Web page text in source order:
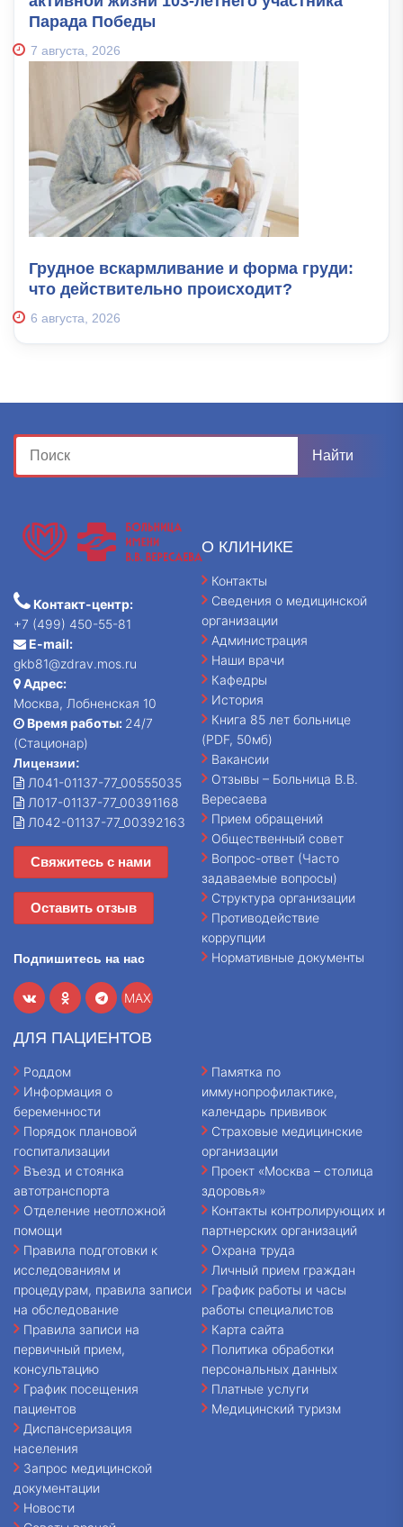
Парада Победы
7 августа, 2026
Грудное вскармливание и форма груди:
что действительно происходит?
6 августа, 2026
Контакт-центр:
+7 (499) 450-55-81
E-mail:
gkb81@zdrav.mos.ru
Адрес:
Москва, Лобненская 10
Время работы: 24/7
(Стационар)
Лицензии:
Л041-01137-77_00555035
Л017-01137-77_00391168
Л042-01137-77_00392163
Свяжитесь с нами
Оставить отзыв
Подпишитесь на нас
MAX
О КЛИНИКЕ
Контакты
Сведения о медицинской
организации
Администрация
Наши врачи
Кафедры
История
Книга 85 лет больнице
(PDF, 50мб)
Вакансии
Отзывы – Больница В.В.
Вересаева
Прием обращений
Общественный совет
Вопрос-ответ (Часто
задаваемые вопросы)
Структура организации
Противодействие
коррупции
Нормативные документы
ДЛЯ ПАЦИЕНТОВ
Роддом
Информация о
беременности
Порядок плановой
госпитализации
Въезд и стоянка
автотранспорта
Отделение неотложной
помощи
Правила подготовки к
исследованиям и
процедурам, правила записи
на обследование
Правила записи на
первичный прием,
консультацию
График посещения
пациентов
Диспансеризация
населения
Запрос медицинской
документации
Новости
Памятка по
иммунопрофилактике,
календарь прививок
Страховые медицинские
организации
Проект «Москва – столица
здоровья»
Контакты контролирующих и
партнерских организаций
Охрана труда
Личный прием граждан
График работы и часы
работы специалистов
Карта сайта
Политика обработки
персональных данных
Платные услуги
Медицинский туризм